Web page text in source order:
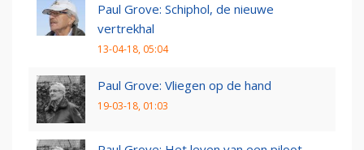
Paul Grove: Schiphol, de nieuwe
vertrekhal
13-04-18, 05:04
Paul Grove: Vliegen op de hand
19-03-18, 01:03